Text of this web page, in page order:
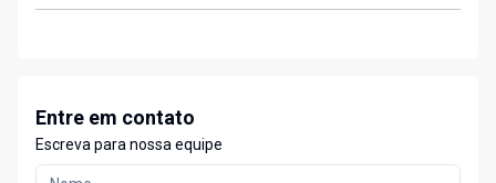
Entre em contato
Escreva para nossa equipe